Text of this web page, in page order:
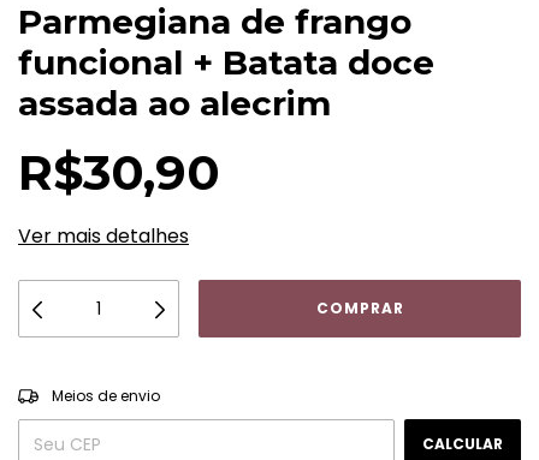
Parmegiana de frango
funcional + Batata doce
assada ao alecrim
R$30,90
Ver mais detalhes
Entregas para o CEP:
Meios de envio
CALCULAR